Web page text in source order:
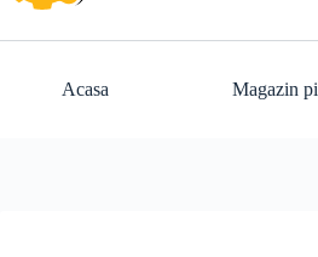
Acasa Magazin